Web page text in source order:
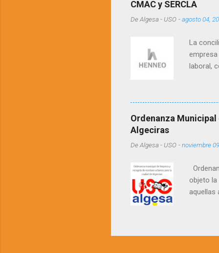
CMAC y SERCLA
DeAlgesa - USO -agosto 04,
La
empresa
laboral,
63 a 68
2756/
Ordenanza Municipal
Algeciras
DeAlgesa - USO -noviembre
objeto la
aquellas
orden